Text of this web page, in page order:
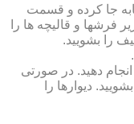
جا کرده و قسمت
فرش‏ها و قالیچه‏ ها را
را بشویید.
انجام دهید. در صورتی
دیوارها را